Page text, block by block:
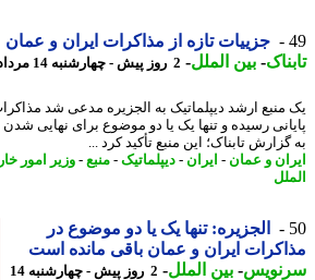
جزییات تازه از مذاکرات ایران و عمان
-بین الملل-2 روز پیش - چهارشنبه 14 مرداد 1405، 17:15
ارشد دیپلماتیک به الجزیره مدعی شد مذاکرات
رسیده و تنها یک یا دو موضوع برای نهایی شدن
تابناک؛ این منبع تأکید کرد ...
و عمان-ایران - دیپلماتیک-منبع -وزیر امور خارجه
الجزیره: تنها یک یا دو موضوع در
ایران و عمان باقی مانده است
-بین الملل-
2 روز پیش - چهارشنبه 14